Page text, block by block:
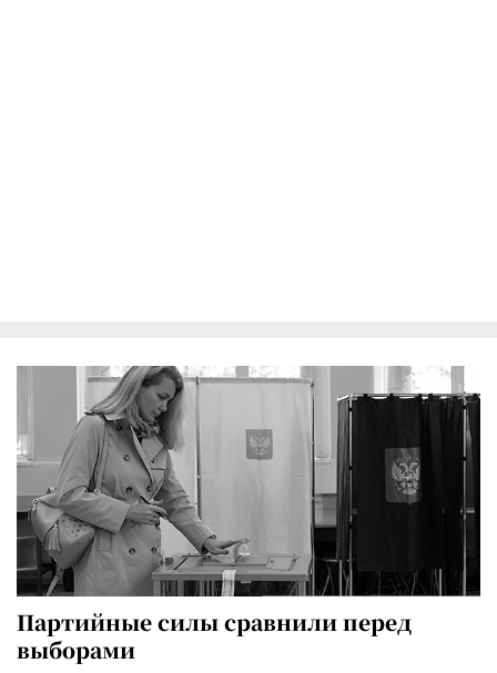
Партийные силы сравнили перед
выборами